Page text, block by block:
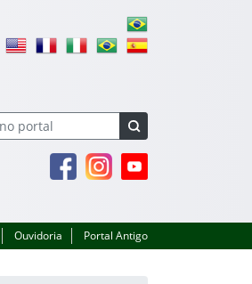
FacebookInstagramYoutube
Ouvidoria Portal Antigo